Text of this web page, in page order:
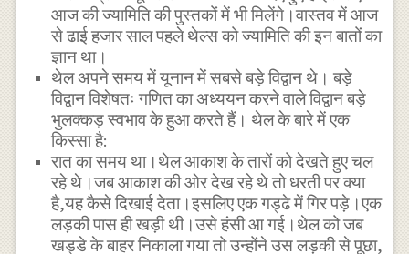
आज की ज्यामिति की पुस्तकों में भी मिलेंगे।वास्तव में आज
से ढाई हजार साल पहले थेल्स को ज्यामिति की इन बातों का
ज्ञान था।
थेल अपने समय में यूनान में सबसे बड़े विद्वान थे। बड़े
विद्वान विशेषतः गणित का अध्ययन करने वाले विद्वान बड़े
भुलक्कड़ स्वभाव के हुआ करते हैं। थेल के बारे में एक
किस्सा है:
रात का समय था।थेल आकाश के तारों को देखते हुए चल
रहे थे।जब आकाश की ओर देख रहे थे तो धरती पर क्या
है,यह कैसे दिखाई देता।इसलिए एक गड्ढे में गिर पड़े।एक
लड़की पास ही खड़ी थी।उसे हंसी आ गई।थेल को जब
खड्डे के बाहर निकाला गया तो उन्होंने उस लड़की से पूछा,